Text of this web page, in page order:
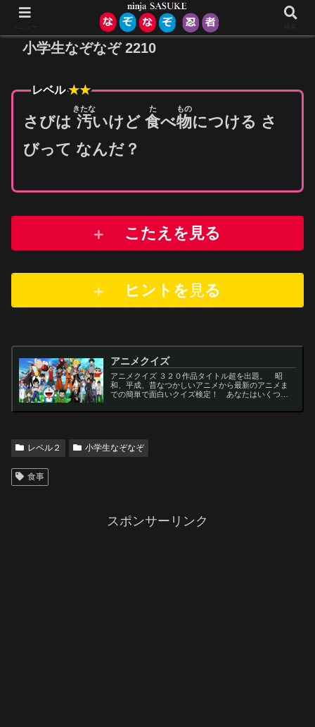
小学生なぞなぞ 2210
レベル★★
さびは 汚
きたな
いけど食
た
べ物
もの
につける さ
びって なんだ？
こたえを見る
ヒントを 見る
アニメクイズ
アニメクイズ ３２０作品タイトル超を出題。 昭
和、平成、昔なつかしいアニメから最新のアニメま
での簡単で面白いクイズ検定！ あなたはいくつわ
ど一問一答から3択・4択問題までの小学生の簡単問
レベル２ 小学生なぞなぞ
食事
スポンサーリンク